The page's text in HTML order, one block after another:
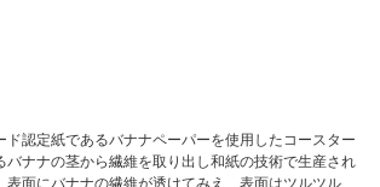
ド認定紙であるバナナペーパーを使用したコースター
バナナの茎から繊維を取り出し和紙の技術で生産され
面にバナナの繊維が透けてみえ、表面はツルツル、